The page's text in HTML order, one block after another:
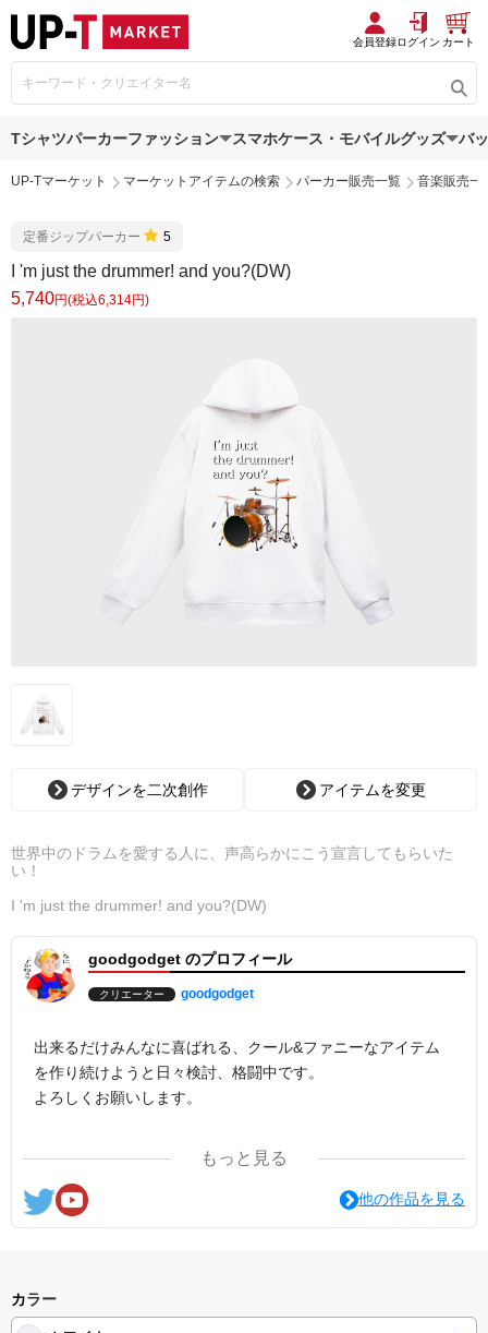
会員登録ログイン カート
Tシャツパーカーファッション スマホケース・モバイルグッズ バ
UP-Tマーケット マーケットアイテムの検索 パーカー販売一覧 音楽販売一
定番ジップパーカー 5
I 'm just the drummer! and you?(DW)
5,740円(税込6,314円)
デザインを二次創作 アイテムを変更
世界中のドラムを愛する人に、声高らかにこう宣言してもらいた
い！
I 'm just the drummer! and you?(DW)
goodgodget のプロフィール
クリエーター goodgodget
出来るだけみんなに喜ばれる、クール&ファニーなアイテム
を作り続けようと日々検討、格闘中です。
よろしくお願いします。
ここの他にも『日日彼是色々面白可笑し。IN SUZURI』や
nichinichioo by BASE にも展開中。
コチラもよろしくお願いします。
もっと見る
他の作品を見る
カラー